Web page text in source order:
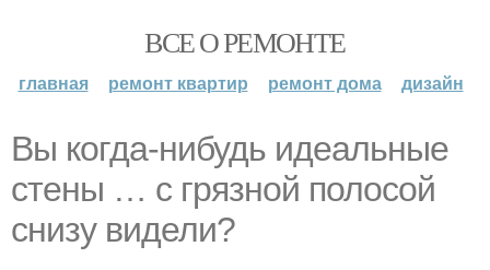
ВСЕ О РЕМОНТЕ
главная ремонт квартир ремонт дома дизайн
Вы когда-нибудь идеальные
стены … с грязной полосой
снизу видели?